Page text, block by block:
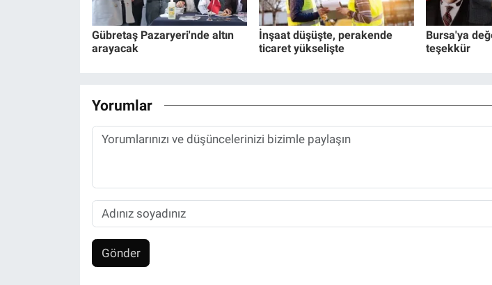
Gübretaş Pazaryeri'nde altın
arayacak
İnşaat düşüşte, perakende
ticaret yükselişte
Bursa'ya
teşekkür
Yorumlar
Gönder